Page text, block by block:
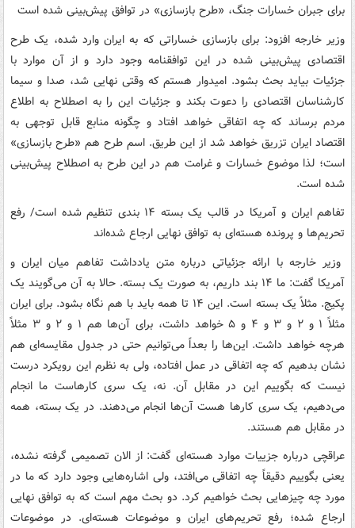
برای جبران خسارات جنگ، «طرح بازسازی» در توافق پیش‌بینی شده است
وزیر خارجه افزود: برای بازسازی خساراتی که به ایران وارد شده، یک طرح
اقتصادی پیش‌بینی شده در این توافقنامه وجود دارد و از آن موارد با
جزئیات بیاید بحث بشود. امیدوار هستم که وقتی نهایی شد، صدا و سیما
کارشناسان اقتصادی را دعوت بکند و جزئیات این را به اصطلاح به اطلاع
مردم برساند که چه اتفاقی خواهد افتاد و چگونه منابع قابل توجهی به
اقتصاد ایران تزریق خواهد شد از این طریق. اسم طرح هم «طرح بازسازی»
است؛ لذا موضوع خسارات و غرامت هم در این طرح به اصطلاح پیش‌بینی
شده است.
تفاهم ایران و آمریکا در قالب یک بسته ۱۴ بندی تنظیم شده است/ رفع
تحریم‌ها و پرونده هسته‌ای به توافق نهایی ارجاع شده‌اند
وزیر خارجه با ارائه جزئیاتی درباره متن یادداشت تفاهم میان ایران و
آمریکا گفت: ما ۱۴ بند داریم، به صورت یک بسته. حالا به آن می‌گویند یک
پکیج. مثلاً یک بسته است. این ۱۴ تا همه باید با هم نگاه بشود. برای ایران
مثلاً ۱ و ۲ و ۳ و ۴ و ۵ خواهد داشت، برای آن‌ها هم ۱ و ۲ و ۳ مثلاً
هرچه خواهد داشت. این‌ها را بعداً می‌توانیم حتی در جدول مقایسه‌ای هم
نشان بدهیم که چه اتفاقی در عمل افتاده، ولی به نظرم این رویکرد درست
نیست که بگوییم این در مقابل آن. نه، یک سری کارهاست ما انجام
می‌دهیم، یک سری کارها هست آن‌ها انجام می‌دهند. در یک بسته، همه
در مقابل هم هستند.
عراقچی درباره جزییات موارد هسته‌ای گفت: از الان تصمیمی گرفته نشده،
یعنی بگوییم دقیقاً چه اتفاقی می‌افتد، ولی اشاره‌هایی وجود دارد که ما در
مورد چه چیزهایی بحث خواهیم کرد. دو بحث مهم است که به توافق نهایی
ارجاع شده؛ رفع تحریم‌های ایران و موضوعات هسته‌ای. در موضوعات